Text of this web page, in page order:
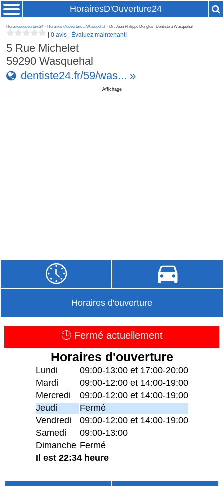
HorairesD'Ouverture24
Horairesdouverture24» Horaires d'ouverture à Wasquehal » Dr. Jean Philippe Denglos- Dentiste à Wasquehal
|0 avis Évaluez maintenant!
5 Rue Michelet
59290Wasquehal
dentiste24.fr/59/was... »
Affichage
Horaires d'ouverture
🕒 Fermé actuellement
Horaires d'ouverture
Lundi
09:00-13:00 et 17:00-20:00
Mardi
09:00-12:00 et 14:00-19:00
Mercredi
09:00-12:00 et 14:00-19:00
Jeudi
Fermé
Vendredi
09:00-12:00 et 14:00-19:00
Samedi
09:00-13:00
Dimanche Fermé
Il est 22:34 heure